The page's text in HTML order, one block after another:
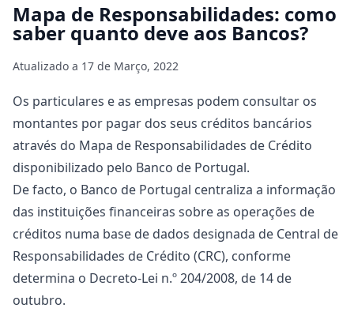
Mapa de Responsabilidades: como
saber quanto deve aos Bancos?
Atualizado a 17 de Março, 2022
Os particulares e as empresas podem consultar os
montantes por pagar dos seus créditos bancários
através do Mapa de Responsabilidades de Crédito
disponibilizado pelo Banco de Portugal.
De facto, o Banco de Portugal centraliza a informação
das instituições financeiras sobre as operações de
créditos numa base de dados designada de Central de
Responsabilidades de Crédito (CRC), conforme
determina o Decreto-Lei n.º 204/2008, de 14 de
outubro.